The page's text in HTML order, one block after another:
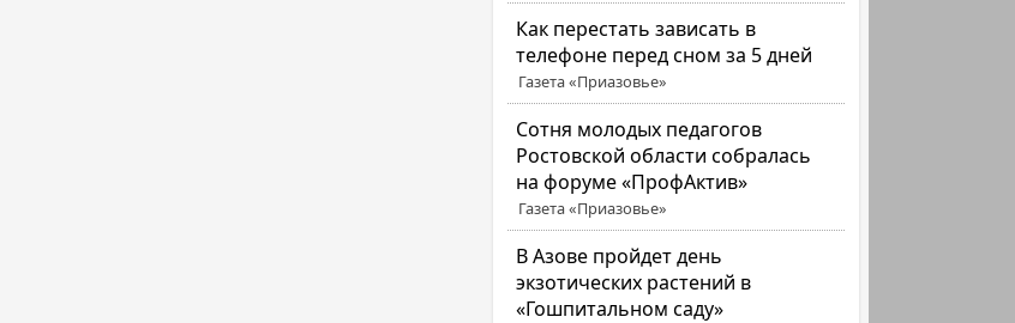
Как перестать зависать в
телефоне перед сном за 5 дней
Газета «Приазовье»
Сотня молодых педагогов
Ростовской области собралась
на форуме «ПрофАктив»
Газета «Приазовье»
В Азове пройдет день
экзотических растений в
«Гошпитальном саду»